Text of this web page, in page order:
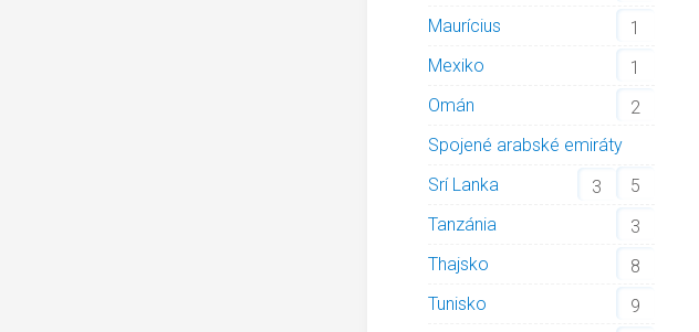
Maurícius
1
Mexiko
1
Omán
2
Spojené arabské emiráty
5
Srí Lanka
3
Tanzánia
3
Thajsko
8
Tunisko
9